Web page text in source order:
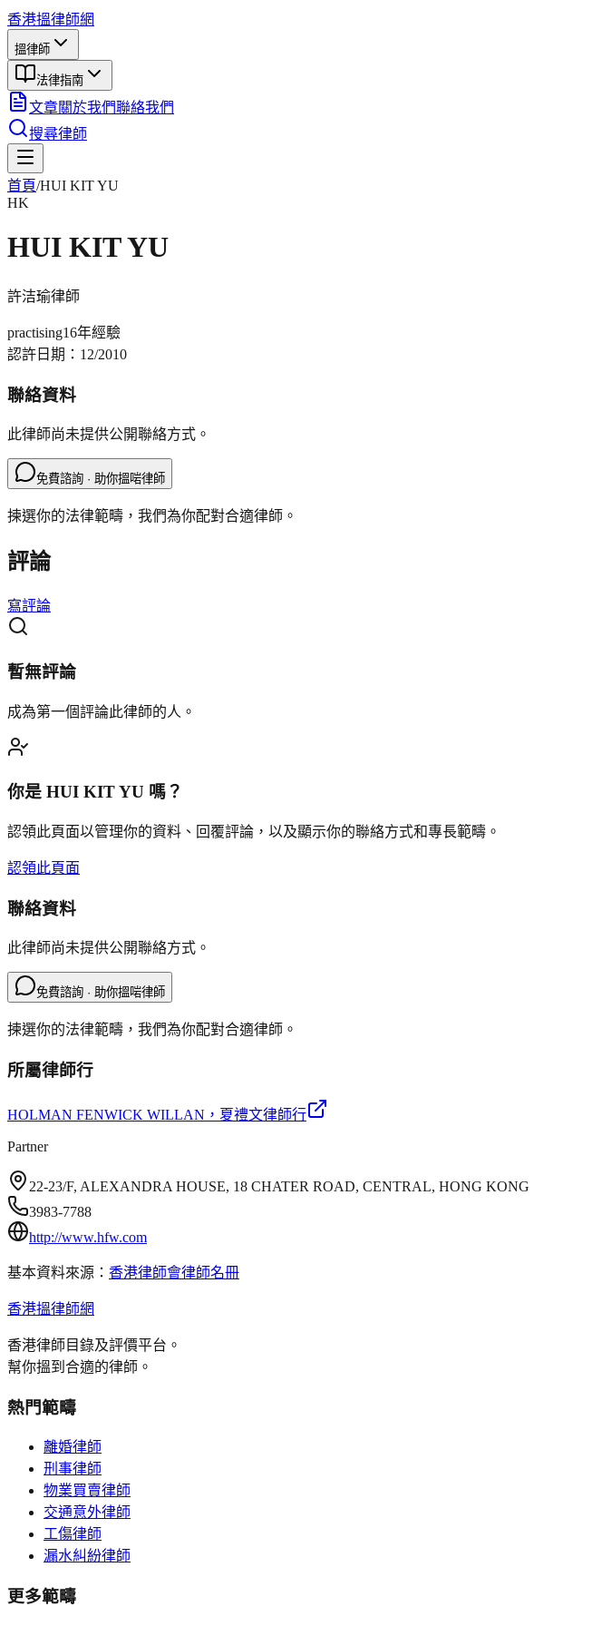
香港搵律師網
搵律師
法律指南
文章關於我們聯絡我們
搜尋律師
首頁/HUI KIT YU
HK
HUI KIT YU
許洁瑜律師
practising16年經驗
認許日期： 12/2010
聯絡資料
此律師尚未提供公開聯絡方式。
免費諮詢 · 助你搵啱律師
揀選你的法律範疇，我們為你配對合適律師。
評論
寫評論
暫無評論
成為第一個評論此律師的人。
你是 HUI KIT YU 嗎？
認領此頁面以管理你的資料、回覆評論，以及顯示你的聯絡方式和專長範疇。
認領此頁面
聯絡資料
此律師尚未提供公開聯絡方式。
免費諮詢 · 助你搵啱律師
揀選你的法律範疇，我們為你配對合適律師。
所屬律師行
HOLMAN FENWICK WILLAN ，夏禮文律師行
Partner
22-23/F, ALEXANDRA HOUSE, 18 CHATER ROAD, CENTRAL, HONG KONG
3983-7788
http://www.hfw.com
基本資料來源： 香港律師會律師名冊
香港搵律師網
香港律師目錄及評價平台。
幫你搵到合適的律師。
熱門範疇
離婚律師
刑事律師
物業買賣律師
交通意外律師
工傷律師
漏水糾紛律師
更多範疇